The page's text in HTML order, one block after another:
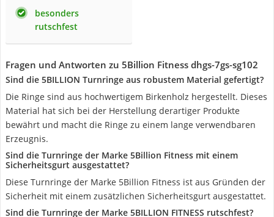
besonders
rutschfest
Fragen und Antworten zu 5Billion Fitness dhgs-7gs-sg102
Sind die 5BILLION Turnringe aus robustem Material gefertigt?
Die Ringe sind aus hochwertigem Birkenholz hergestellt. Dieses
Material hat sich bei der Herstellung derartiger Produkte
bewährt und macht die Ringe zu einem lange verwendbaren
Erzeugnis.
Sind die Turnringe der Marke ‎5Billion Fitness mit einem
Sicherheitsgurt ausgestattet?
Diese Turnringe der Marke 5Billion Fitness ist aus Gründen der
Sicherheit mit einem zusätzlichen Sicherheitsgurt ausgestattet.
Sind die Turnringe der Marke ‎5BILLION FITNESS rutschfest?